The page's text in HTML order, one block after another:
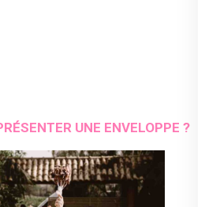
UNE ENVELOPPE ?